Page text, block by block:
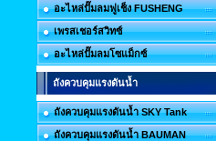
อะไหล่ปั๊มลมฟูเช็ง FUSHENG
เพรสเชอร์สวิทซ์
อะไหล่ปั๊มลมโซแม็กซ์
ถังควบคุมแรงดันน้ำ
ถังควบคุมแรงดันน้ำ SKY Tank
ถังควบคุมแรงดันน้ำ BAUMAN